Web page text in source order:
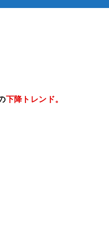
下降トレンド。